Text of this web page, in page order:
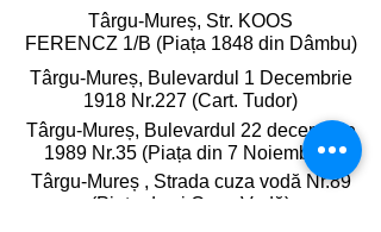
Târgu-Mureș, Str. KOOS
FERENCZ 1/B (Piața 1848 din Dâmbu)
Târgu-Mureș, Bulevardul 1 Decembrie
1918 Nr.227 (Cart. Tudor)
Târgu-Mureș, Bulevardul 22 decembrie
1989 Nr.35 (Piața din 7 Noiembrie)
Târgu-Mureș , Strada cuza vodă Nr.89
(Piața de zi Cuza Vodă)